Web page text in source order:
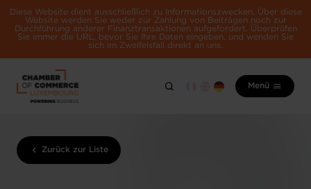
Diese Website dient ausschließlich zu Informationszwecken. Über diese
Website werden Sie weder zur Zahlung von Beiträgen noch zur
Durchführung anderer Finanztransaktionen aufgefordert. Überprüfen
Sie immer die URL, bevor Sie Ihre Daten eingeben, und wenden Sie
sich im Zweifelsfall direkt an uns.
Menü
Zurück zur Liste